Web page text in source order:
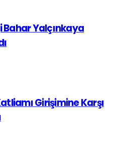
Bahar Yalçınkaya
Girişimine Karşı